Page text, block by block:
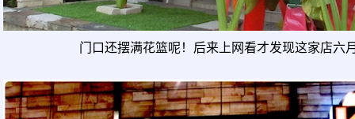
门口还摆满花篮呢！后来上网看才发现这家店六